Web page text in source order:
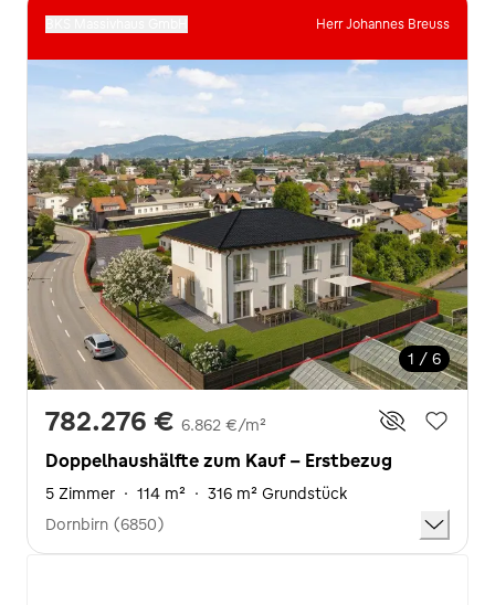
Herr Johannes Breuss
1 / 6
782.276 € 6.862 €/m²
Doppelhaushälfte zum Kauf - Erstbezug
5 Zimmer · 114 m² · 316 m² Grundstück
Dornbirn (6850)